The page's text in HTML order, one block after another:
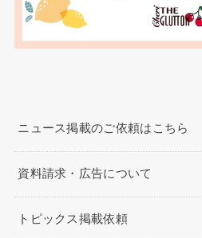
ニュース掲載のご依頼はこちら
資料請求・広告について
トピックス掲載依頼